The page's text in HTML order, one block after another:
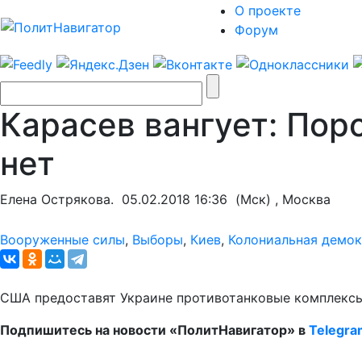
О проекте
Форум
Карасев вангует:
нет
Елена Острякова. 05.02.2018 16:36 (Мск) , Москва
Вооруженные силы, Выборы, Киев, Колониальная
США предоставят Украине противотанковые
Подпишитесь на новости «ПолитНавигатор» в